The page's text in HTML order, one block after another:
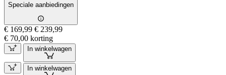
Speciale aanbiedingen
€ 169,99 € 239,99
€ 70,00 korting
In winkelwagen
In winkelwagen